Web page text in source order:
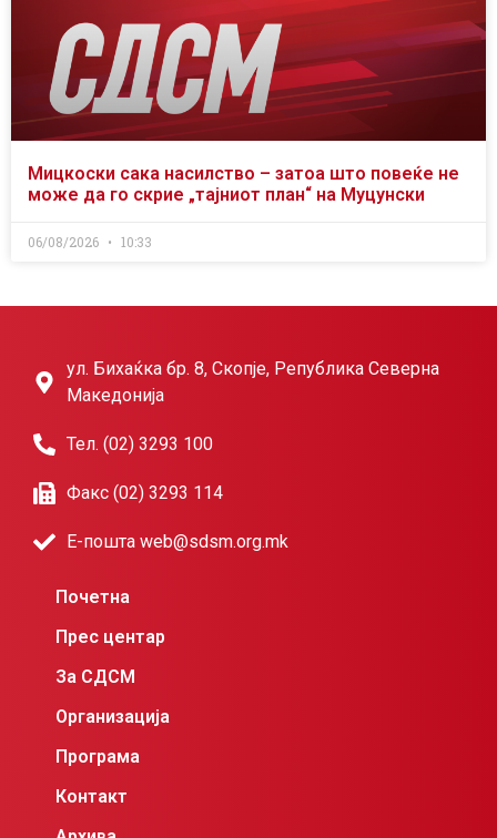
Мицкоски сака насилство – затоа што повеќе не
може да го скрие „тајниот план“ на Муцунски
06/08/2026 10:33
ул. Бихаќка бр. 8, Скопје, Република Северна
Македонија
Тел. (02) 3293 100
Факс (02) 3293 114
Е-пошта web@sdsm.org.mk
Почетна
Прес центар
За СДСМ
Организација
Програма
Контакт